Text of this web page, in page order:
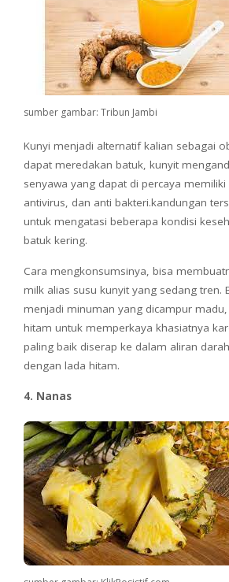
sumber gambar: Tribun Jambi
Kunyi menjadi alternatif kalian sebagai
dapat meredakan batuk, kunyit
senyawa yang dapat di percaya
antivirus, dan anti bakteri.kandungan
untuk mengatasi beberapa kondisi
batuk kering.
Cara mengkonsumsinya, bisa
milk alias susu kunyit yang sedang tren.
menjadi minuman yang dicampur
hitam untuk memperkaya khasiatnya
paling baik diserap ke dalam aliran
dengan lada hitam.
4. Nanas